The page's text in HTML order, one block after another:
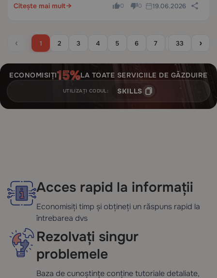
Citește mai mult 0 0 19.06.2026
‹ 1 2 3 4 5 6 7 833 ›
ECONOMISIȚI LA TOATE SERVICIILE DE GĂZDUIRE
UTILIZAȚI CODUL: SKILLS
Acces rapid la informații
Economisiți timp și obțineți un răspuns rapid la
întrebarea dvs
Rezolvați singur
problemele
Baza de cunoștințe conține tutoriale detaliate,